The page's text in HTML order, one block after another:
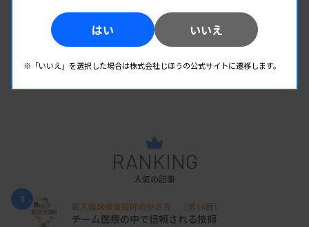
RANKING
人気の記事
1
新人臨床検査技師の歩き方 ［第16回］
チーム医療の中で信頼される技師
はい いいえ
※「いいえ」を選択した場合は株式会社じほうの公式サイトに遷移します。